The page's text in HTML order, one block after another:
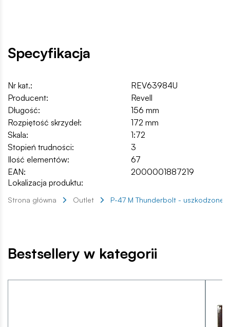
Specyfikacja
Nr kat.:
REV63984U
Producent:
Revell
Długość:
156 mm
Rozpiętość skrzydeł:
172 mm
Skala:
1:72
Stopień trudności:
3
Ilość elementów:
67
EAN:
2000001887219
Lokalizacja produktu:
Strona główna Outlet P-47 M Thunderbolt - uszkodzone
Bestsellery w kategorii